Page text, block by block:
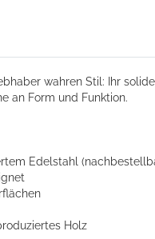
wahren Stil: Ihr
an Form und Funktion.
Edelstahl
Holz